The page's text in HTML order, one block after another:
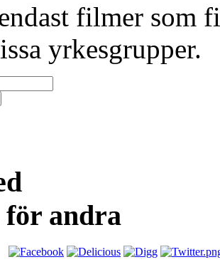
filmer som
yrkesgrupper.
andra